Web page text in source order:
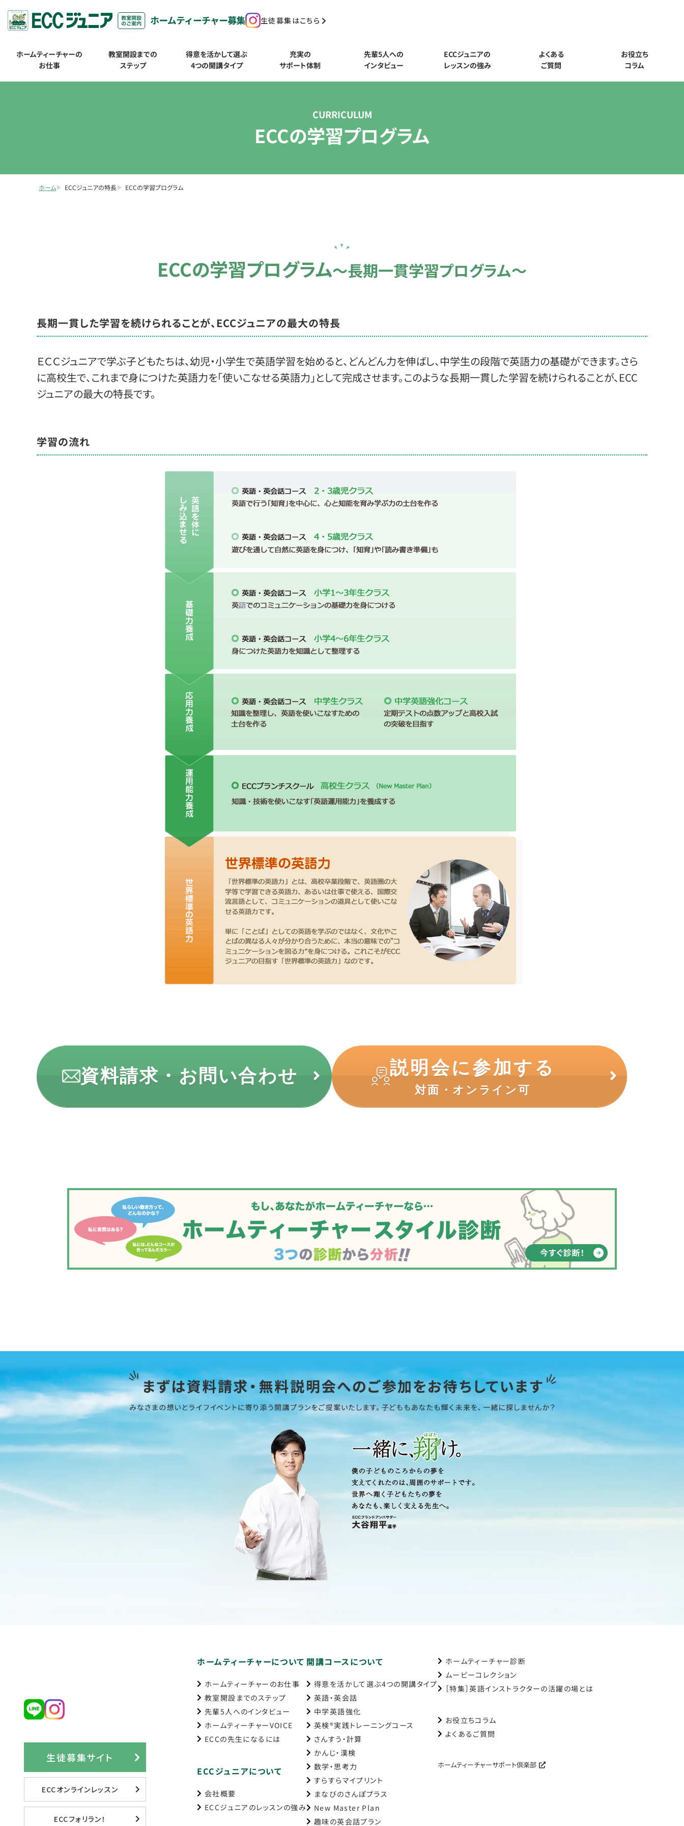
生徒募集はこちら
ホームティーチャーの
お仕事
教室開設までの
ステップ
得意を活かして選ぶ
4つの開講タイプ
充実の
サポート体制
先輩5人への
インタビュー
ECCジュニアの
レッスンの強み
よくある
ご質問
お役立ち
コラム
CURRICULUM
ECCの学習プログラム
ホーム ECCジュニアの特長 ECCの学習プログラム
ECCの学習プログラム～長期一貫学習プログラム～
長期一貫した学習を続けられることが、ECCジュニアの最大の特長
ＥＣＣジュニアで学ぶ子どもたちは、幼児・小学生で英語学習を始めると、どんどん力を伸ばし、中学生の段階で英語力の基礎ができます。さら
に高校生で、これまで身につけた英語力を「使いこなせる英語力」として完成させます。このような長期一貫した学習を続けられることが、ECC
ジュニアの最大の特長です。
学習の流れ
資料請求・お問い合わせ 説明会に参加する
対面・オンライン可
生徒募集サイト
ECCオンラインレッスン
ECCフォリラン！
ホームティーチャーについて
ホームティーチャーのお仕事
教室開設までのステップ
先輩5人へのインタビュー
ホームティーチャーVOICE
ECCの先生になるには
ECCジュニアについて
会社概要
ECCジュニアのレッスンの強み
開講コースについて
得意を活かして選ぶ4つの開講タイプ
英語・英会話
中学英語強化
英検®実践トレーニングコース
さんすう・計算
かんじ・漢検
数学・思考力
すらすらマイプリント
まなびのさんぽプラス
New Master Plan
趣味の英会話プラン
ホームティーチャー診断
ムービーコレクション
［特集］英語インストラクターの活躍の場とは
お役立ちコラム
よくあるご質問
ホームティーチャーサポート倶楽部